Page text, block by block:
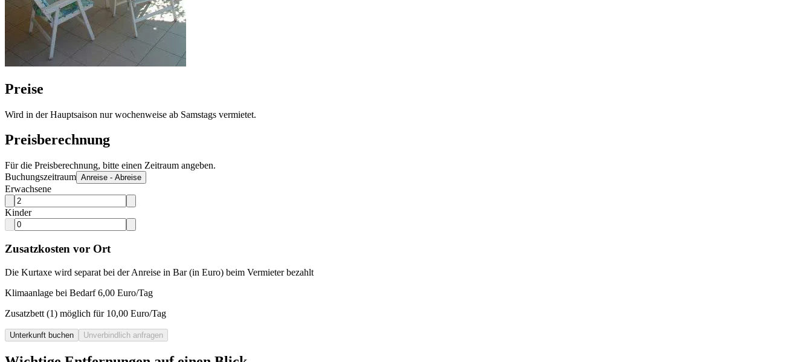
Preise
Wird in der Hauptsaison nur wochenweise ab Samstags vermietet.
Preisberechnung
Für die Preisberechnung, bitte einen Zeitraum angeben.
Buchungszeitraum Anreise - Abreise
Erwachsene
Kinder
Zusatzkosten vor Ort
Die Kurtaxe wird separat bei der Anreise in Bar (in Euro) beim Vermieter bezahlt
Klimaanlage bei Bedarf 6,00 Euro/Tag
Zusatzbett (1) möglich für 10,00 Euro/Tag
Unterkunft buchen Unverbindlich anfragen